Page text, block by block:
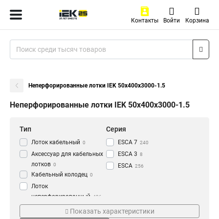
Контакты Войти Корзина
Неперфорированные лотки IEK 50х400х3000-1.5
Неперфорированные лотки IEK 50х400х3000-1.5
Тип
Лоток кабельный 0
Аксессуар для кабельных
лотков 0
Кабельный колодец 0
Лоток
неперфорированный
436
Серия
ESCA 7 240
ESCA 3 8
ESCA 256
HDZ 177
Показать характеристики